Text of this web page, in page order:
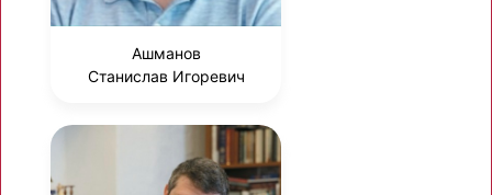
Ашманов
Станислав Игоревич